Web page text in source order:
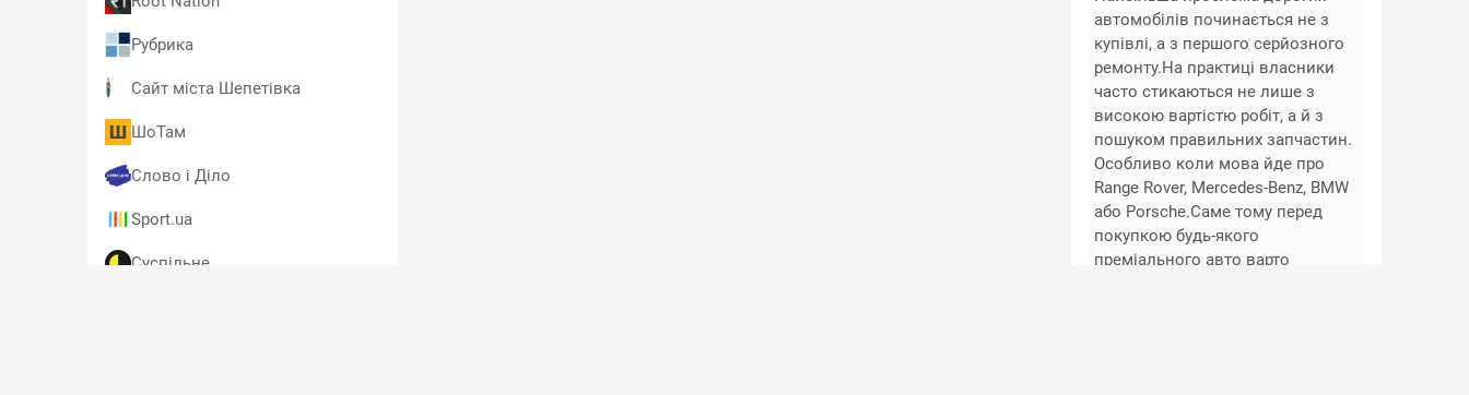
Рубрика
Сайт міста Шепетівка
ШоТам
Слово і Діло
Sport.ua
Суспільне
автомобілів починається не з
купівлі, а з першого серйозного
ремонту.На практиці власники
часто стикаються не лише з
високою вартістю робіт, а й з
пошуком правильних запчастин.
Особливо коли мова йде про
Range Rover, Mercedes-Benz, BMW
або Porsche.Саме тому перед
покупкою будь-якого
преміального авто варто